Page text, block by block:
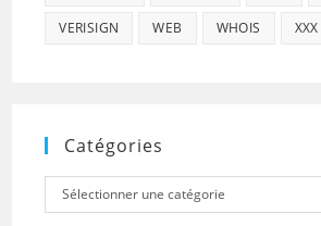
VERISIGN WEB WHOIS XXX
Catégories
Catégories
Sélectionner une catégorie